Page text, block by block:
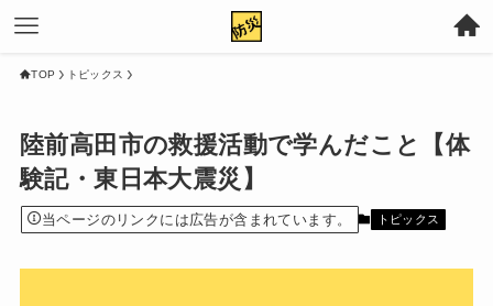
TOP トピックス
陸前高田市の救援活動で学んだこと【体
験記・東日本大震災】
当ページのリンクには広告が含まれています。 トピックス